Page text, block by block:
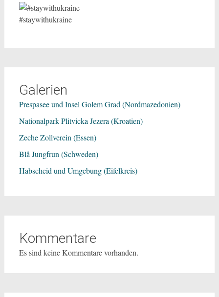
#staywithukraine
Galerien
Prespasee und Insel Golem Grad (Nordmazedonien)
Nationalpark Plitvicka Jezera (Kroatien)
Zeche Zollverein (Essen)
Blå Jungfrun (Schweden)
Habscheid und Umgebung (Eifelkreis)
Kommentare
Es sind keine Kommentare vorhanden.